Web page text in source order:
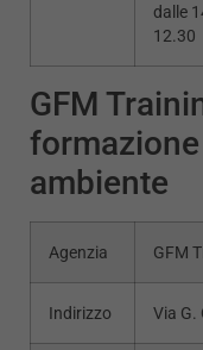
dalle
12.30
GFM
ambiente
Agenzia GFM
Indirizzo Via G.